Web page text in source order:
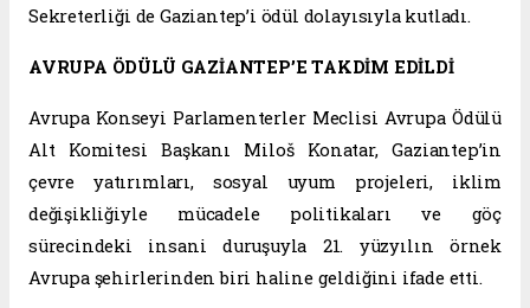
Sekreterliği de Gaziantep’i ödül dolayısıyla kutladı.
AVRUPA ÖDÜLÜ GAZİANTEP’E TAKDİM EDİLDİ
Avrupa Konseyi Parlamenterler Meclisi Avrupa Ödülü
Alt Komitesi Başkanı Miloš Konatar, Gaziantep’in
çevre yatırımları, sosyal uyum projeleri, iklim
değişikliğiyle mücadele politikaları ve göç
sürecindeki insani duruşuyla 21. yüzyılın örnek
Avrupa şehirlerinden biri haline geldiğini ifade etti.